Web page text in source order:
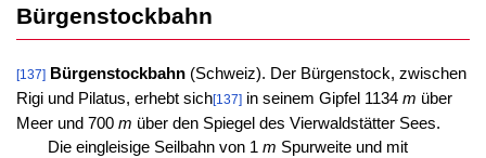
Bürgenstockbahn
[137] Bürgenstockbahn(Schweiz). Der Bürgenstock, zwischen
Rigi und Pilatus, erhebt sich[137]in seinem Gipfel 1134 m über
Meer und 700 m über den Spiegel des Vierwaldstätter Sees.
Die eingleisige Seilbahn von 1 m Spurweite und mit